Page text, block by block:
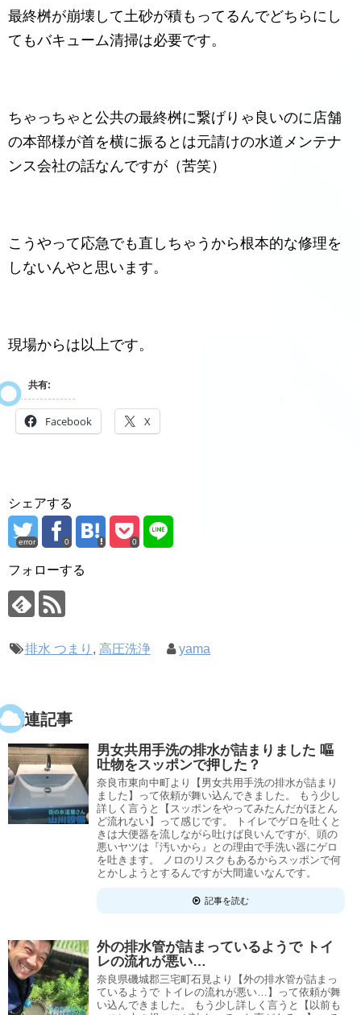
最終桝が崩壊して土砂が積もってるんでどちらにし
てもバキューム清掃は必要です。
ちゃっちゃと公共の最終桝に繋げりゃ良いのに店舗
の本部様が首を横に振るとは元請けの水道メンテナ
ンス会社の話なんですが（苦笑）
こうやって応急でも直しちゃうから根本的な修理を
しないんやと思います。
現場からは以上です。
共有:
Facebook X
シェアする
error 0 0
フォローする
排水 つまり , 高圧洗浄 yama
関連記事
男女共用手洗の排水が詰まりました 嘔
吐物をスッポンで押した？
奈良市東向中町より【男女共用手洗の排水が詰まり
ました】って依頼が舞い込んできました。 もう少し
詳しく言うと【スッポンをやってみたんだがほとん
ど流れない】って感じです。 トイレでゲロを吐くと
きは大便器を流しながら吐けば良いんですが、頭の
悪いヤツは『汚いから』との理由で手洗い器にゲロ
を吐きます。 ノロのリスクもあるからスッポンで何
とかしようとするんですが大間違いなんです。
記事を読む
外の排水管が詰まっているようで トイ
レの流れが悪い…
奈良県磯城郡三宅町石見より【外の排水管が詰まっ
ているようで トイレの流れが悪い…】って依頼が舞
い込んできました。 もう少し詳しく言うと【以前も